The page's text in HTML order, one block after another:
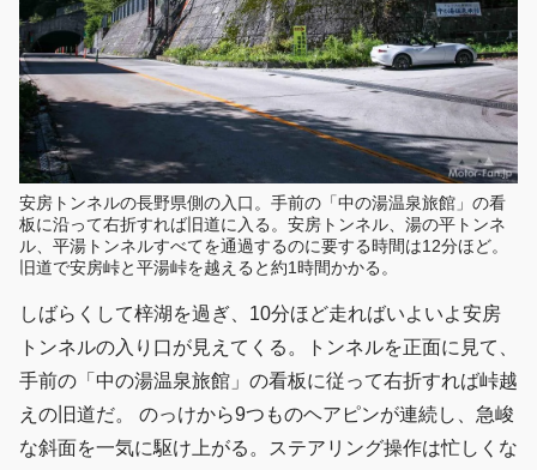
安房トンネルの長野県側の入口。手前の「中の湯温泉旅館」の看
板に沿って右折すれば旧道に入る。安房トンネル、湯の平トンネ
ル、平湯トンネルすべてを通過するのに要する時間は12分ほど。
旧道で安房峠と平湯峠を越えると約1時間かかる。
しばらくして梓湖を過ぎ、10分ほど走ればいよいよ安房
トンネルの入り口が見えてくる。トンネルを正面に見て、
手前の「中の湯温泉旅館」の看板に従って右折すれば峠越
えの旧道だ。 のっけから9つものヘアピンが連続し、急峻
な斜面を一気に駆け上がる。ステアリング操作は忙しくな